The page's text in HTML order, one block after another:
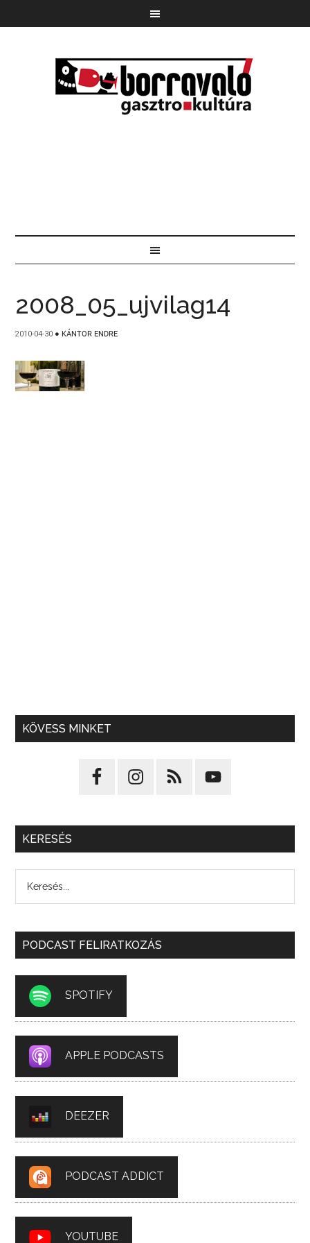
2008_05_ujvilag14
2010-04-30 ● KÁNTOR ENDRE
KÖVESS MINKET
KERESÉS
PODCAST FELIRATKOZÁS
SPOTIFY
APPLE PODCASTS
DEEZER
PODCAST ADDICT
YOUTUBE